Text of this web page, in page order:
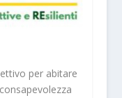
per abitare